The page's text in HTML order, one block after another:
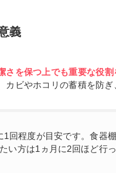
義
さを保つ上でも重要な役
ビやホコリの蓄積を防
1回程度が目安です。食器
い方は1ヵ月に2回ほど行っ